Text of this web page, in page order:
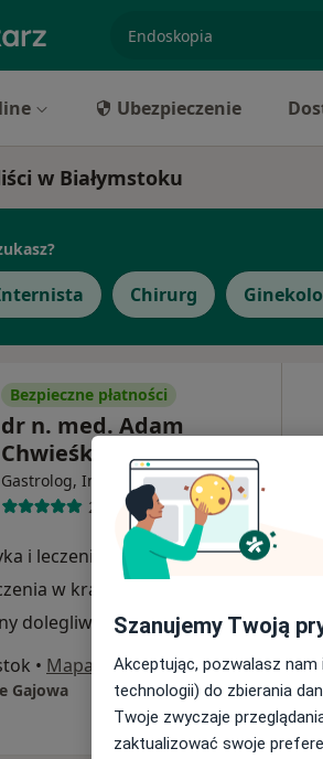
Ubezpieczenie
w Białymstoku
Chirurg
Bezpieczne płatności
dr n. med. Adam
Chwieśko
Gastrolog, Internista·Więcej
254 opinie
i leczenie
w kraju i za granicą
dolegliwości
• Mapa
Gajowa
od 100 zł
Szanujemy Twoją
Akceptując, pozwalasz
technologii) do zbierania
Twoje zwyczaje
zaktualizować swoje